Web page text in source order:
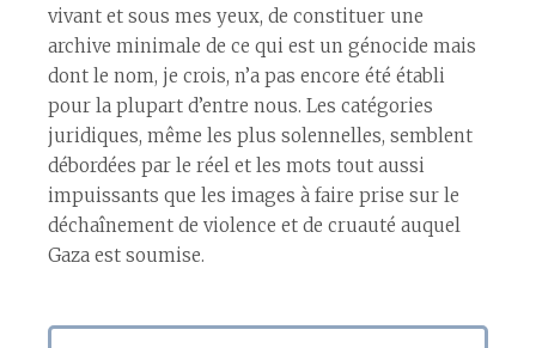
vivant et sous mes yeux, de constituer une
archive minimale de ce qui est un génocide mais
dont le nom, je crois, n’a pas encore été établi
pour la plupart d’entre nous. Les catégories
juridiques, même les plus solennelles, semblent
débordées par le réel et les mots tout aussi
impuissants que les images à faire prise sur le
déchaînement de violence et de cruauté auquel
Gaza est soumise.